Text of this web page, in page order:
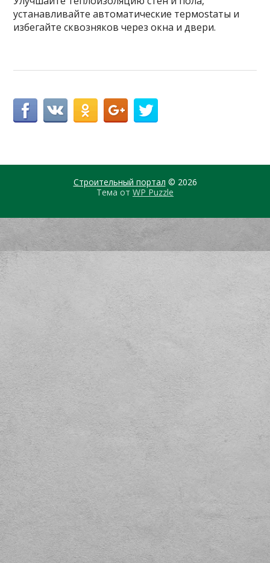
устанавливайте автоматические термostаты и
избегайте сквозняков через окна и двери.
Строительный портал © 2026
Тема от WP Puzzle